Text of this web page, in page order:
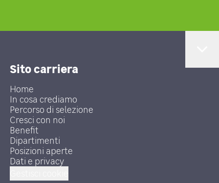
Sito carriera
Home
In cosa crediamo
Percorso di selezione
Cresci con noi
Benefit
Dipartimenti
Posizioni aperte
Dati e privacy